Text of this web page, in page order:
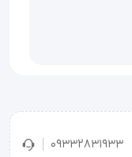
09332831933